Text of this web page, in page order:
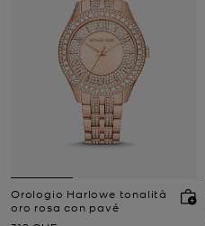
Orologio Harlowe tonalità
oro rosa con pavé